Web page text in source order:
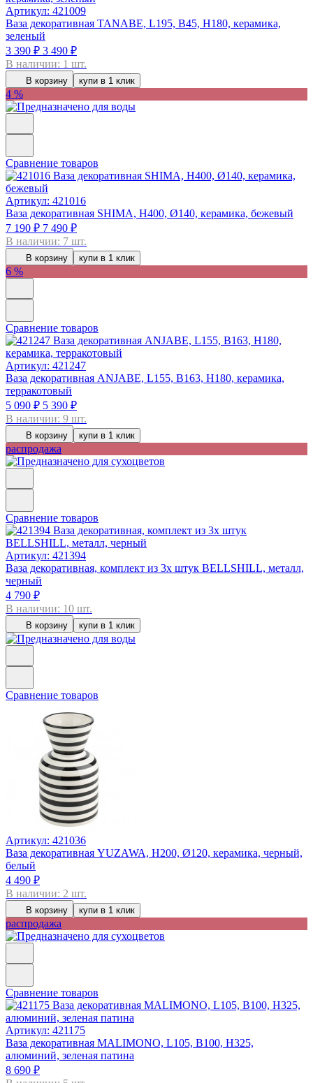
Артикул: 421009
Ваза декоративная TANABE, L195, B45, H180, керамика,
зеленый
3 390 ₽ 3 490 ₽
В наличии: 1 шт.
В корзину купи в 1 клик
4 %
Сравнение товаров
Артикул: 421016
Ваза декоративная SHIMA, H400, Ø140, керамика, бежевый
7 190 ₽ 7 490 ₽
В наличии: 7 шт.
В корзину купи в 1 клик
6 %
Сравнение товаров
Артикул: 421247
Ваза декоративная ANJABE, L155, B163, H180, керамика,
терракотовый
5 090 ₽ 5 390 ₽
В наличии: 9 шт.
В корзину купи в 1 клик
распродажа
Сравнение товаров
Артикул: 421394
Ваза декоративная, комплект из 3х штук BELLSHILL, металл,
черный
4 790 ₽
В наличии: 10 шт.
В корзину купи в 1 клик
Сравнение товаров
Артикул: 421036
Ваза декоративная YUZAWA, H200, Ø120, керамика, черный,
белый
4 490 ₽
В наличии: 2 шт.
В корзину купи в 1 клик
распродажа
Сравнение товаров
Артикул: 421175
Ваза декоративная MALIMONO, L105, B100, H325,
алюминий, зеленая патина
8 690 ₽